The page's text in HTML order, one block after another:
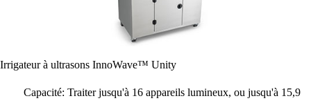
Irrigateur à ultrasons InnoWave™ Unity
Capacité: Traiter jusqu'à 16 appareils lumineux, ou jusqu'à 15,9